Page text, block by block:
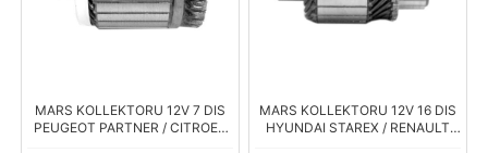
MARS KOLLEKTORU 12V 7 DIS
PEUGEOT PARTNER / CITROEN
MARS KOLLEKTORU 12V 16 DIS
HYUNDAI STAREX / RENAULT